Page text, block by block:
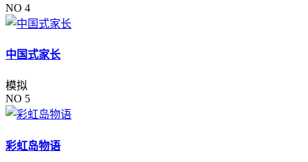
NO 4
中国式家长
模拟
NO 5
彩虹岛物语